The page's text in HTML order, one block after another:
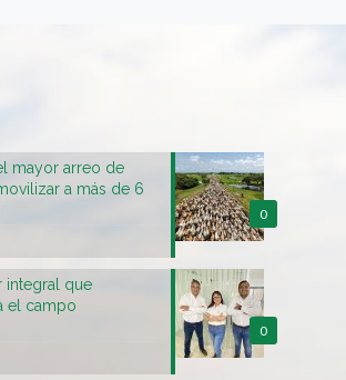
0
mayor arreo de
a más de 6
0
integral que
el campo